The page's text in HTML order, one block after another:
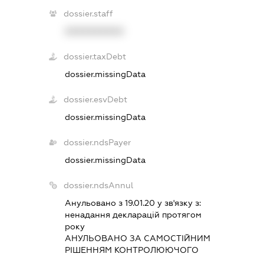
dossier.staff
dossier.taxDebt
dossier.missingData
dossier.esvDebt
dossier.missingData
dossier.ndsPayer
dossier.missingData
dossier.ndsAnnul
Анульовано з 19.01.20 у зв'язку з:
ненадання декларацiй протягом
року
АНУЛЬОВАНО ЗА САМОСТIЙНИМ
РIШЕННЯМ КОНТРОЛЮЮЧОГО